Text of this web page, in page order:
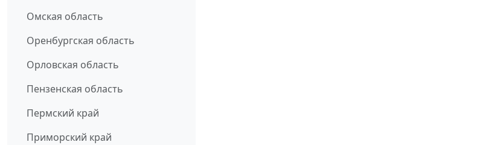
Омская область
Оренбургская область
Орловская область
Пензенская область
Пермский край
Приморский край